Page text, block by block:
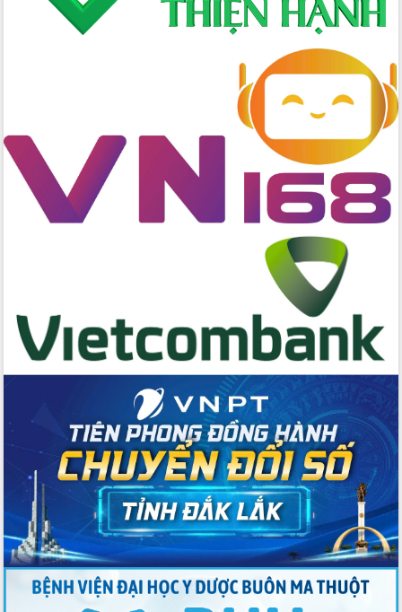
Đắk Lắk đẩy mạnh nuôi biển công
nghệ, hướng tới phát triển thủy sản
Quyền của người tiêu dùng Việt Nam
2026
Đẩy mạnh cải cách hành chính, quyết
tâm đạt được mục tiêu tăng trưởng
hai con số trong năm 2026
Nhân dân tỉnh
Bệnh án điện tử thúc đẩy chuyển đổi
số y tế tại Đắk Lắk
không gian tri thức trong thời đại số
Đánh giá, rút kinh nghiệm công tác tổ
chức diễn tập trước ngày bầu cử
Chương trình “Gặp gỡ hữu nghị –
Friendship Meeting New Year 2026”
Bầu cử Quốc hội và HĐND: Cử tri Đắk
Lắk gửi gắm niềm tin, kỳ vọng vào lá
phiếu
Đắk Lắk sẵn sàng các điều kiện cho
Ngày hội bầu cử đại biểu Quốc hội
khóa XVI và HĐND các cấp nhiệm kỳ